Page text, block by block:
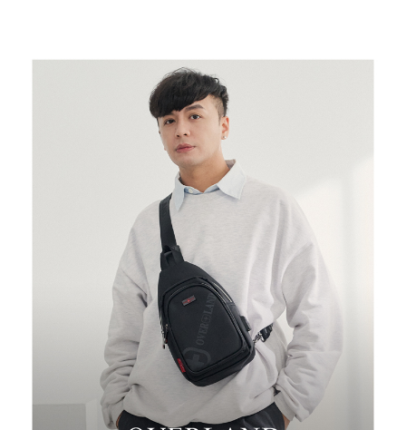
便利好安心！
１．簡單：不需註冊會員、不需綁卡、不需儲值。
２．便利：只要手機號碼，簡訊認證，即可結帳。
３．安心：先確認商品／服務後，再付款。
【「AFTEE先享後付」結帳流程】
１．於結帳方式選擇「AFTEE先享後付」後，將跳轉至「AFTEE先享後付」
結帳頁面，進行簡訊認證並確認金額後，即可完成結帳。
２．訂單成立數日內，您將收到繳費通知簡訊。
３．收到繳費通知簡訊後14天內，點擊此簡訊中的連結，可透過四大超商／
ATM／網路銀行／等多元方式進行付款，方視為交易完成。
※ 請注意：結帳手續完成當下不需立刻繳費，但若您需要取消訂單，請聯絡
購買商品的店家。未經商家同意取消之訂單仍視為有效，需透過AFTEE先享
後付繳納相關費用。
※ 交易是否成功請以「AFTEE先享後付 」之結帳頁面顯示為準，若有關於
是否繳費成功／繳費後需取消欲退款等相關疑問，請聯繫「AFTEE先享後付
https://netprotections.freshdesk.com/support/home
１．透過由恩沛科技股份有限公司提供之「AFTEE先享後付」服務完成之交
易，需依本服務之必要範圍內提供個人資料，並將交易相關給付款項請求債
權轉讓予恩沛科技股份有限公司。
２．關於個人資料處理事宜，請瀏覽以下網址：
每筆NT$100，滿NT$699(含以上)免運費
每筆NT$100，滿NT$699(含以上)免運費
付款後萊爾富取貨
每筆NT$100，滿NT$699(含以上)免運費